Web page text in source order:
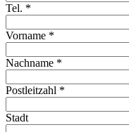
Tel. *
Vorname *
Nachname *
Postleitzahl *
Stadt